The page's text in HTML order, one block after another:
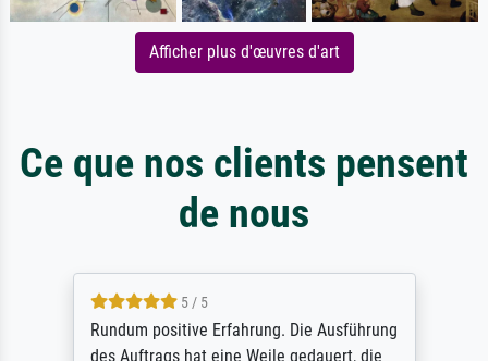
Afficher plus d'œuvres d'art
Ce que nos clients pensent
de nous
5 / 5
Rundum positive Erfahrung. Die Ausführung
des Auftrags hat eine Weile gedauert, die